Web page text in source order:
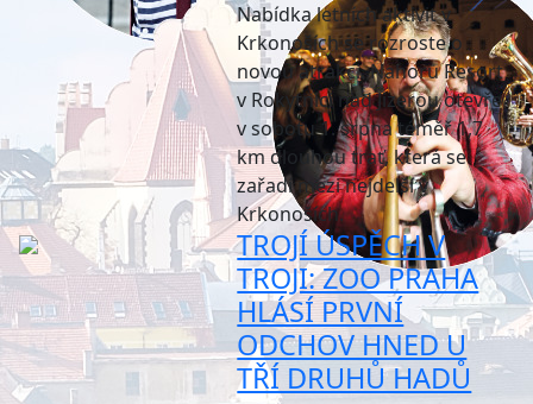
Nabídka letních aktivit v
Krkonoších se rozroste o
novou atrakci. Nahoru Resort
v Rokytnici nad Jizerou otevře
v sobotu 1. srpna téměř 1,7
km dlouhou trať, která se
zařadí mezi nejdelší v
Krkonoších.
TROJÍ ÚSPĚCH V
TROJI: ZOO PRAHA
HLÁSÍ PRVNÍ
ODCHOV HNED U
TŘÍ DRUHŮ HADŮ